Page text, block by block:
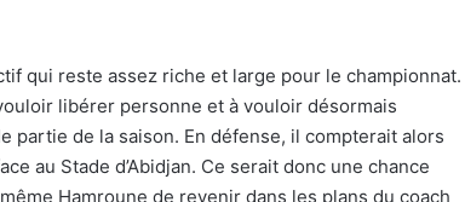
qui reste assez riche et large pour le championnat.
libérer personne et à vouloir désormais
partie de la saison. En défense, il compterait alors
au Stade d’Abidjan. Ce serait donc une chance
Hamroune de revenir dans les plans du coach